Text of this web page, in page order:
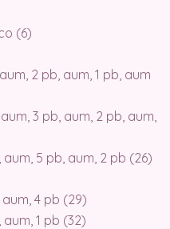
(6)
2 pb, aum, 1 pb, aum
3 pb, aum, 2 pb, aum,
aum, 5 pb, aum, 2 pb (26)
aum, 4 pb (29)
1 pb (32)